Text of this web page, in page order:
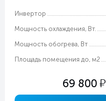
Инвертор
Мощность охлаждения, Вт.
Мощность обогрева, Вт
Площадь помещения до, м2
69 800 у